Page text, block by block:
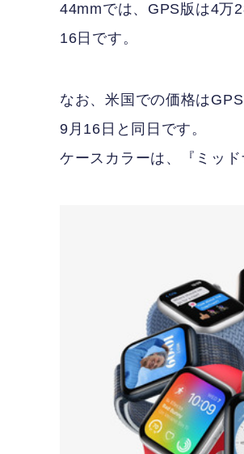
44mmでは、GPS版は4万
16日です。
なお、米国での価格は
9月16日と同日です。
ケースカラーは、『ミッ